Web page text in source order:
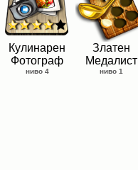
Кулинарен
Фотограф
ниво 4
Златен
Медалист
ниво 1